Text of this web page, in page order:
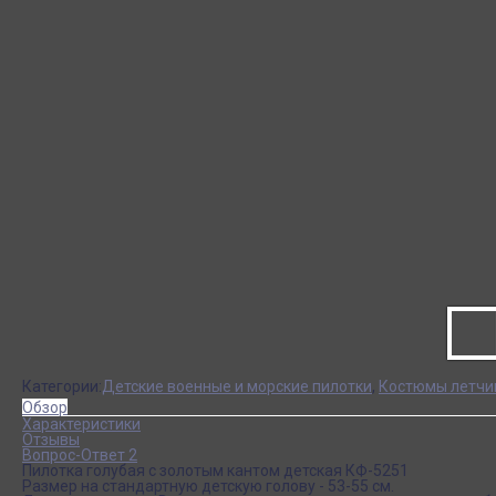
Категории:Детские военные и морские пилотки, Костюмы
Обзор
Характеристики
Отзывы
Вопрос-Ответ 2
Пилотка голубая с золотым кантом детская КФ-5251
Размер на стандартную детскую голову - 53-55 см.